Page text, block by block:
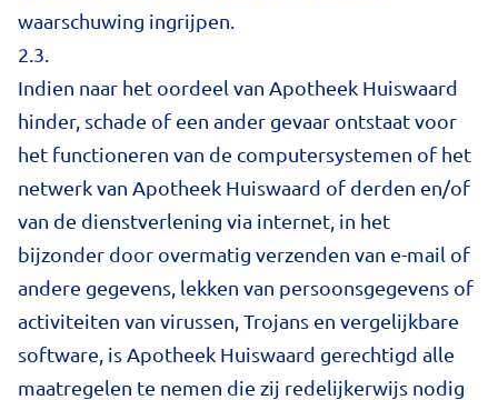
waarschuwing ingrijpen.
2.3.
Indien naar het oordeel van Apotheek Huiswaard
hinder, schade of een ander gevaar ontstaat voor
het functioneren van de computersystemen of het
netwerk van Apotheek Huiswaard of derden en/of
van de dienstverlening via internet, in het
bijzonder door overmatig verzenden van e-mail of
andere gegevens, lekken van persoonsgegevens of
activiteiten van virussen, Trojans en vergelijkbare
software, is Apotheek Huiswaard gerechtigd alle
maatregelen te nemen die zij redelijkerwijs nodig